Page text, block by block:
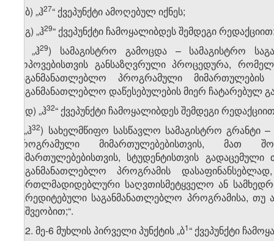
ბ) „ჰ​27“ ქვეპუნქტი ამოღებულ იქნეს;
გ) „ჰ​29“ ქვეპუნქტი ჩამოყალიბდეს შემდეგი
„ჰ​29) სამაგისტრო გამოცდა – სამაგისტრო
მოპოვებისთვის განსაზღვრული პროცედურა,
საგანმანათლებლო პროგრამული
საგანმანათლებლო დაწესებულების მიერ ჩატარებულ
დ) „ჰ​32“ ქვეპუნქტი ჩამოყალიბდეს შემდეგი
„ჰ​32) სახელმწიფო სასწავლო სამაგისტრო გრანტი
პროგრამული მიმართულებებისთვის, მათ
მიმართულებებისთვის, სტუდენტისთვის
საგანმანათლებლო პროგრამის
მართლმადიდებლური საღვთისმეტყველო ან
აკრედიტებული საგანმანათლებლო პროგრამისა,
მეშვეობით;“.
2. მე-6 მუხლის პირველი პუნქტის „ბ​1“ ქვეპუნქტი